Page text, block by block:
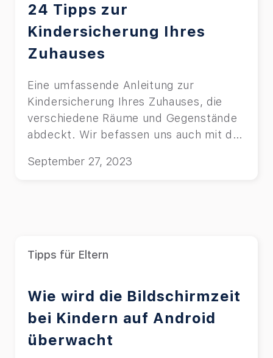
24 Tipps zur
Kindersicherung Ihres
Zuhauses
Eine umfassende Anleitung zur
Kindersicherung Ihres Zuhauses, die
verschiedene Räume und Gegenstände
abdeckt. Wir befassen uns auch mit der
Ihr Kind online schützen können.
September 27, 2023
Tipps für Eltern
Wie wird die Bildschirmzeit
bei Kindern auf Android
überwacht